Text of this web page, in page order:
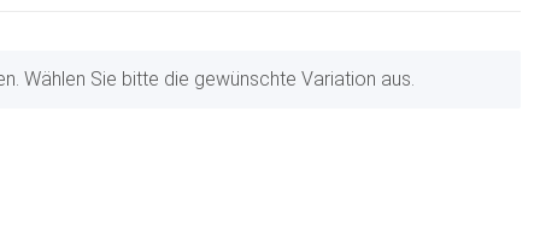
Wählen Sie bitte die gewünschte Variation aus.